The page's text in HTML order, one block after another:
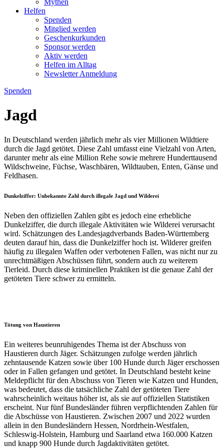
Mythen
Helfen
Spenden
Mitglied werden
Geschenkurkunden
Sponsor werden
Aktiv werden
Helfen im Alltag
Newsletter Anmeldung
Spenden
Jagd
In Deutschland werden jährlich mehr als vier Millionen Wildtiere
durch die Jagd getötet. Diese Zahl umfasst eine Vielzahl von Arten,
darunter mehr als eine Million Rehe sowie mehrere Hunderttausend
Wildschweine, Füchse, Waschbären, Wildtauben, Enten, Gänse und
Feldhasen.
Dunkelziffer: Unbekannte Zahl durch illegale Jagd und Wilderei
Neben den offiziellen Zahlen gibt es jedoch eine erhebliche
Dunkelziffer, die durch illegale Aktivitäten wie Wilderei verursacht
wird. Schätzungen des Landesjagdverbands Baden-Württemberg
deuten darauf hin, dass die Dunkelziffer hoch ist. Wilderer greifen
häufig zu illegalen Waffen oder verbotenen Fallen, was nicht nur zu
unrechtmäßigen Abschüssen führt, sondern auch zu weiterem
Tierleid. Durch diese kriminellen Praktiken ist die genaue Zahl der
getöteten Tiere schwer zu ermitteln.
Tötung von Haustieren
Ein weiteres beunruhigendes Thema ist der Abschuss von
Haustieren durch Jäger. Schätzungen zufolge werden jährlich
zehntausende Katzen sowie über 100 Hunde durch Jäger erschossen
oder in Fallen gefangen und getötet. In Deutschland besteht keine
Meldepflicht für den Abschuss von Tieren wie Katzen und Hunden,
was bedeutet, dass die tatsächliche Zahl der getöteten Tiere
wahrscheinlich weitaus höher ist, als sie auf offiziellen Statistiken
erscheint. Nur fünf Bundesländer führen verpflichtenden Zahlen für
die Abschüsse von Haustieren. Zwischen 2007 und 2022 wurden
allein in den Bundesländern Hessen, Nordrhein-Westfalen,
Schleswig-Holstein, Hamburg und Saarland etwa 160.000 Katzen
und knapp 900 Hunde durch Jagdaktivitäten getötet.